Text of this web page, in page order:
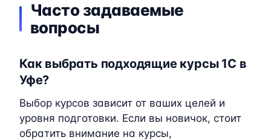
Часто задаваемые
вопросы
Как выбрать подходящие курсы 1C в
Уфе?
Выбор курсов зависит от ваших целей и
уровня подготовки. Если вы новичок, стоит
обратить внимание на курсы,